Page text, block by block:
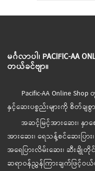
မင်္ဂလာပါ၊ PACIFIC-AA
တယ်ခင်ဗျာ။
Pacific-AA Online
နှင့်ဆေးပစ္စည်းများကို စိတ်ခ
အဆင့်မြင့်အားဆေး၊ နှာစ
အားဆေး၊ ရေသန့်စင်ဆေးပြား
အရေပြားလိမ်းဆေး၊ ဆီး
ဆရာဝန်ညွှန်ကြားချက်ဖြင့်ဝ